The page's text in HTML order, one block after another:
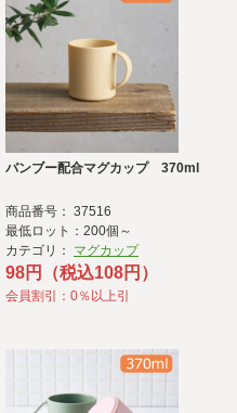
バンブー配合マグカップ 370ml
商品番号： 37516
最低ロット：200個～
カテゴリ： マグカップ
98円（税込108円）
会員割引：0％以上引